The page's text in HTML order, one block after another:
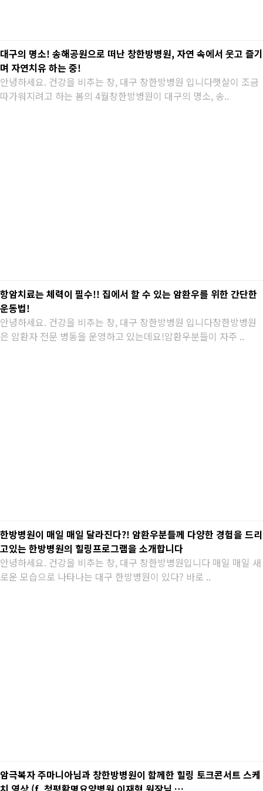
대구의 명소! 송해공원으로 떠난 창한방병원, 자연 속에서 웃고 즐기
며 자연치유 하는 중!
안녕하세요. 건강을 비추는 창, 대구 창한방병원 입니다햇살이 조금
따가워지려고 하는 봄의 4월창한방병원이 대구의 명소, 송..
항암치료는 체력이 필수!! 집에서 할 수 있는 암환우를 위한 간단한
운동법!
안녕하세요. 건강을 비추는 창, 대구 창한방병원 입니다창한방병원
은 암환자 전문 병동을 운영하고 있는데요!암환우분들이 자주 ..
한방병원이 매일 매일 달라진다?! 암환우분들께 다양한 경험을 드리
고있는 한방병원의 힐링프로그램을 소개합니다
안녕하세요. 건강을 비추는 창, 대구 창한방병원입니다 매일 매일 새
로운 모습으로 나타나는 대구 한방병원이 있다? 바로 ..
암극복자 주마니아님과 창한방병원이 함께한 힐링 토크콘서트 스케